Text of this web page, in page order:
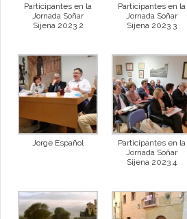
Participantes en la
Jornada Soñar
Sijena 2023 2
Participantes en la
Jornada Soñar
Sijena 2023 3
Jorge Español
Participantes en la
Jornada Soñar
Sijena 2023 4